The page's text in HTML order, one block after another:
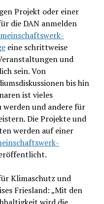
Projekt oder einer
die DAN anmelden
eine schrittweise
und
sein. Von
bis hin
ist vieles
werden und andere für
Die Projekte und
werden auf einer
Klimaschutz und
Friesland: „Mit den